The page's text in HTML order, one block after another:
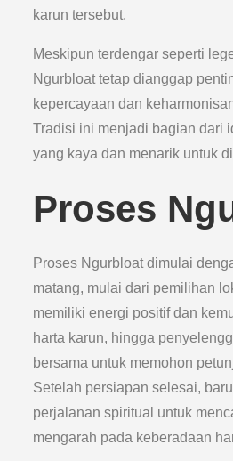
karun tersebut.
Meskipun terdengar seperti
Ngurbloat tetap dianggap
kepercayaan dan
Tradisi ini menjadi bagian dari
yang kaya dan menarik untuk
Proses
Proses Ngurbloat dimulai
matang, mulai dari pemilihan
memiliki energi positif dan
harta karun, hingga
bersama untuk memohon
Setelah persiapan selesai,
perjalanan spiritual untuk
mengarah pada keberadaan